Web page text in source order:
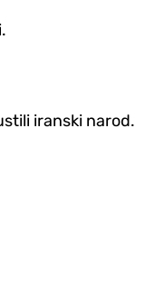
iranski narod.